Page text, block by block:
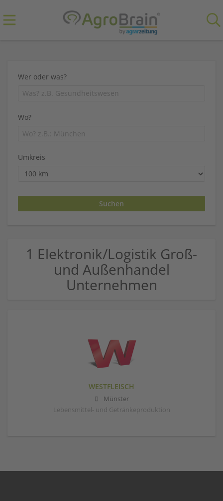
Wer oder was?
Wo?
Umkreis
1 Elektronik/Logistik Groß-
und Außenhandel
Unternehmen
WESTFLEISCH
Münster
Lebensmittel- und Getränkeproduktion